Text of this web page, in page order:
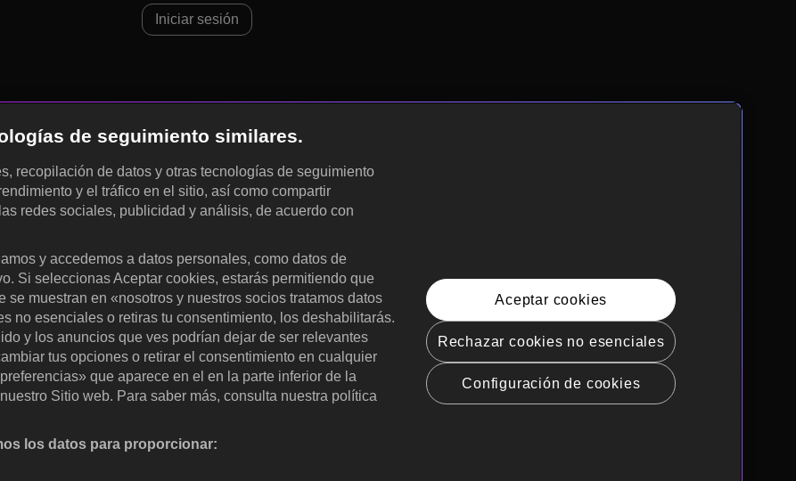
Iniciar sesión
de seguimiento similares.
recopilación de datos y otras tecnologías de seguimiento
y el tráfico en el sitio, así como compartir
redes sociales, publicidad y análisis, de acuerdo con
y accedemos a datos personales, como datos de
Si seleccionas Aceptar cookies, estarás permitiendo que
muestran en «nosotros y nuestros socios tratamos datos
no esenciales o retiras tu consentimiento, los deshabilitarás.
y los anuncios que ves podrían dejar de ser relevantes
tus opciones o retirar el consentimiento en cualquier
que aparece en el en la parte inferior de la
Sitio web. Para saber más, consulta nuestra política
los datos para proporcionar:
Aceptar cookies
Rechazar cookies no esenciales
Configuración de cookies